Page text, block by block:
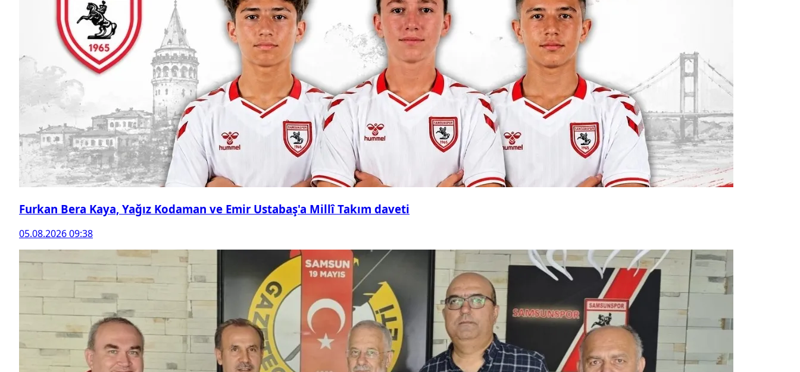
Furkan Bera Kaya, Yağız Kodaman ve Emir Ustabaş'a Millî Takım daveti
05.08.2026 09:38